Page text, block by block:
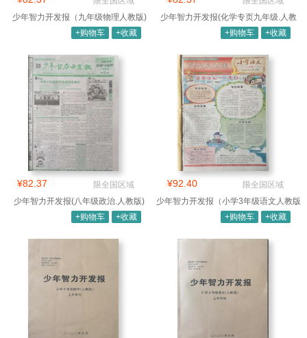
少年智力开发报（九年级物理人教版)
+购物车
+收藏
少年智力开发报(化学专页九年级.人教
版)
+购物车 +收藏
¥82.37
限全国区域
少年智力开发报(八年级政治.人教版)
+购物车
+收藏
¥92.40
限全国区域
少年智力开发报（小学3年级语文人教版
合订
+购物车 +收藏